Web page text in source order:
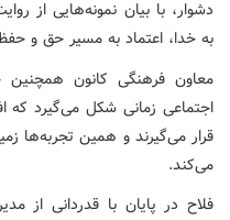
دشوار، با بیان نمونه‌هایی از
به خدا، اعتماد به مسیر حق و
معاون فرهنگی کانون همچنین
اجتماعی زمانی شکل می‌گیرد که
قرار می‌گیرند و همین تجربه‌ها
می‌کند.
فلاح در پایان با قدردانی از